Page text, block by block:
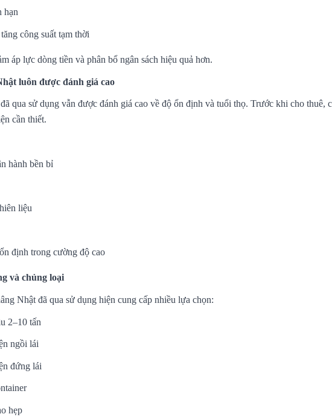
hạn
công suất tạm thời
áp lực dòng tiền và phân bổ ngân sách hiệu quả hơn.
luôn được đánh giá cao
qua sử dụng vẫn được đánh giá cao về độ ổn định và tuổi thọ. Trước khi cho thuê,
cần thiết.
hành bền bỉ
liệu
định trong cường độ cao
và chủng loại
Nhật đã qua sử dụng hiện cung cấp nhiều lựa chọn:
2–10 tấn
ngồi lái
đứng lái
hẹp